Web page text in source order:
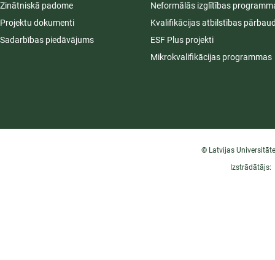
Zinātniskā padome
Projektu dokumenti
Sadarbības piedāvājums
Neformālās izglītības
Kvalifikācijas atbilstības
ESF Plus projekti
Mikrokvalifikācijas programmas
© Latvijas
Izstrādātājs: